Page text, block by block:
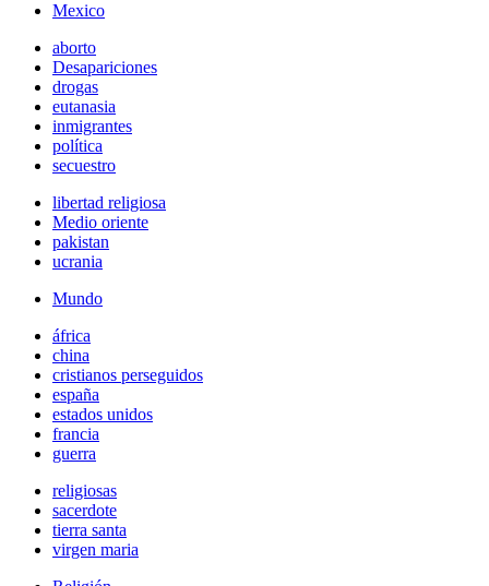
Mexico
aborto
Desapariciones
drogas
eutanasia
inmigrantes
política
secuestro
libertad religiosa
Medio oriente
pakistan
ucrania
Mundo
áfrica
china
cristianos perseguidos
españa
estados unidos
francia
guerra
religiosas
sacerdote
tierra santa
virgen maria